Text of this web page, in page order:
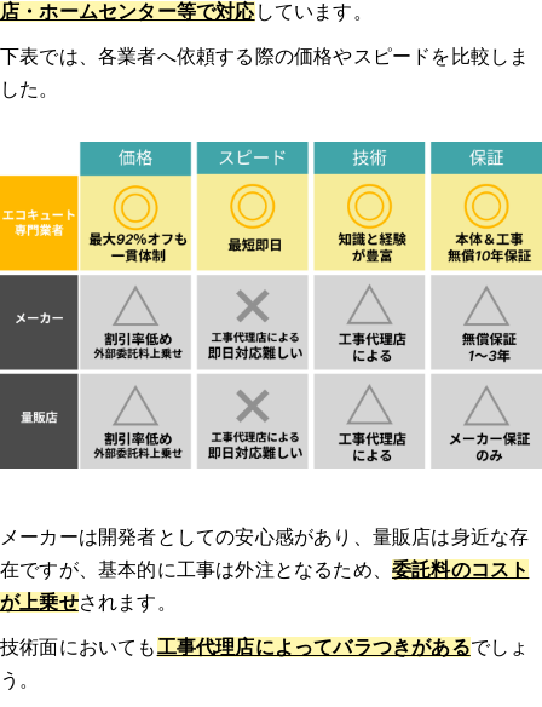
交換できるくんの特徴
交換できるくんの口コミ
ガスペック
ガスペックの特徴
ガスペックの口コミ
エコキュート交換の窓口
エコキュート交換の窓口の特徴
エコキュート交換の窓口の口コミ
チカラもち新潟店
店・ホームセンター等で対応 しています。
下表では、各業者へ依頼する際の価格やスピードを比較しま
した。
メーカーは開発者としての安心感があり、量販店は身近な存
在ですが、基本的に工事は外注となるため、 委託料のコスト
が上乗せされます。
技術面においても工事代理店によってバラつきがあるでしょ
う。